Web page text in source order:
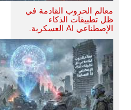
معالم الحروب القادمة في
ظل تطبيقات الذكاء
الإصطناعي AI العسكرية.